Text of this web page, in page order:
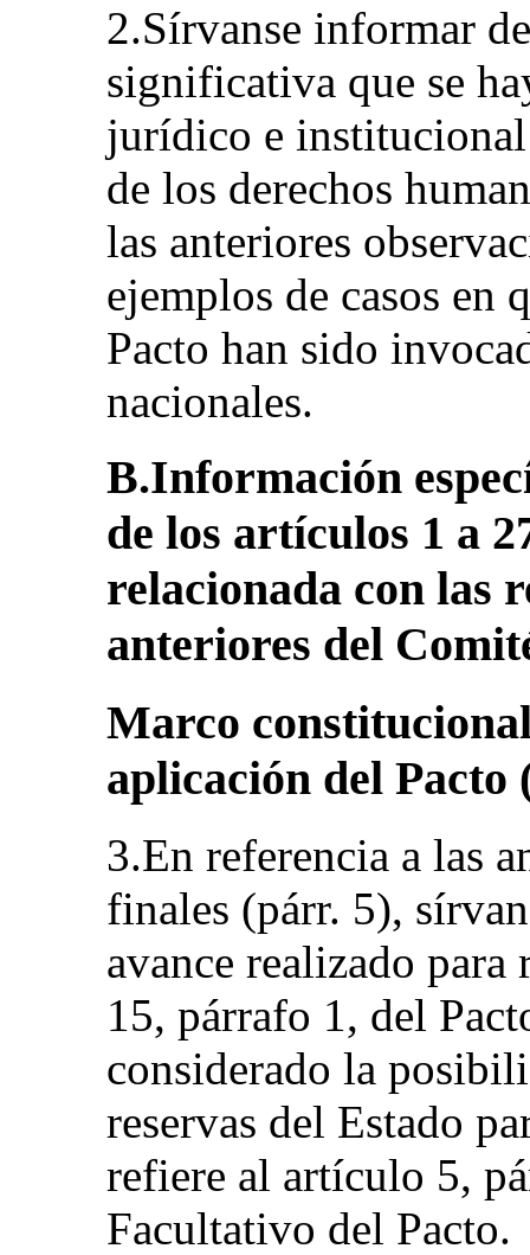
2.Sírvanse informar
significativa que se
jurídico e
de los derechos
las anteriores
ejemplos de casos en
Pacto han sido
nacionales.
B.Información
de los artículos 1 a
relacionada con las
anteriores del
Marco
aplicación del Pacto
3.En referencia a las
finales (párr. 5),
avance realizado
15, párrafo 1, del
considerado la
reservas del Estado
refiere al artículo 5,
Facultativo del Pacto.